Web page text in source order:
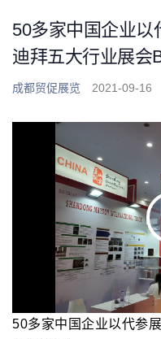
50多家中国企业以
迪拜五大行业展会
成都贸促展览 2021-09-16
50多家中国企业以代参